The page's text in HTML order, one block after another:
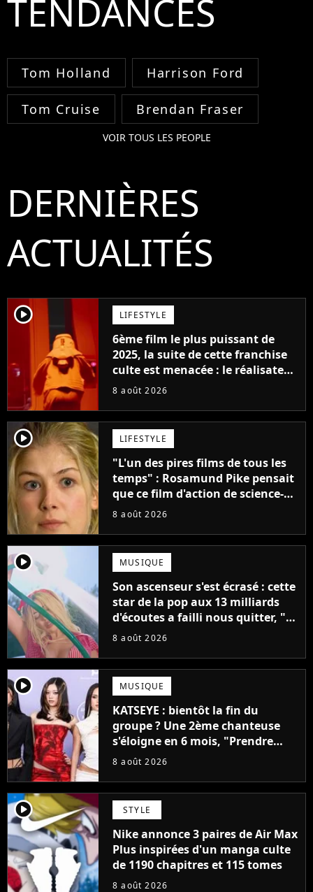
TENDANCES
Tom Holland Harrison Ford
Tom Cruise Brendan Fraser
VOIR TOUS LES PEOPLE
DERNIÈRES
ACTUALITÉS
player2 LIFESTYLE
6ème film le plus puissant de
2025, la suite de cette franchise
culte est menacée : le réalisateur
claque la porte pour "différends
8 août 2026
player2 LIFESTYLE
"L'un des pires films de tous les
temps" : Rosamund Pike pensait
que ce film d'action de science-
fiction avec Dwayne Johnson
8 août 2026
player2 MUSIQUE
Son ascenseur s'est écrasé : cette
star de la pop aux 13 milliards
d'écoutes a failli nous quitter, "Je
pensais ne plus jamais chanter"
8 août 2026
player2 MUSIQUE
KATSEYE : bientôt la fin du
groupe ? Une 2ème chanteuse
s'éloigne en 6 mois, "Prendre
cette décision n’a pas été facile"
8 août 2026
player2 STYLE
Nike annonce 3 paires de Air Max
Plus inspirées d'un manga culte
de 1190 chapitres et 115 tomes
8 août 2026